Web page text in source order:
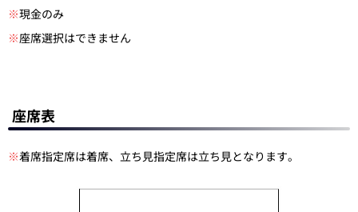
※現金のみ
※座席選択はできません
座席表
※着席指定席は着席、立ち見指定席は立ち見となります。